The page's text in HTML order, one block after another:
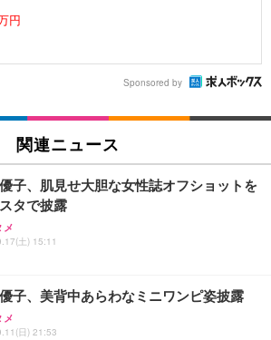
円
Sponsored by
関連ニュース
子、肌見せ大胆な女性誌オフショットを
タで披露
メ
土) 15:11
子、美背中あらわなミニワンピ姿披露
メ
日) 21:53